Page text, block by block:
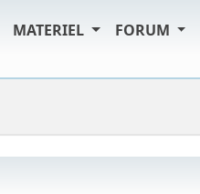
MATERIEL FORUM